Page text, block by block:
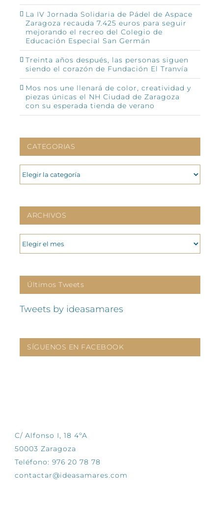
La IV Jornada Solidaria de Pádel de Aspace
Zaragoza recauda 7.425 euros para seguir
mejorando el recreo del Colegio de
Educación Especial San Germán
Treinta años después, las personas siguen
siendo el corazón de Fundación El Tranvía
Mos nos une llenará de color, creatividad y
piezas únicas el NH Ciudad de Zaragoza
con su esperada tienda de verano
CATEGORIAS
CATEGORIAS
ARCHIVOS
ARCHIVOS
Últimos Tweets
Tweets by ideasamares
SÍGUENOS EN FACEBOOK
C/ Alfonso I, 18 4ºA
50003 Zaragoza
Teléfono: 976 20 78 78
contactar@ideasamares.com